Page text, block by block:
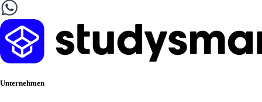
Unternehmen